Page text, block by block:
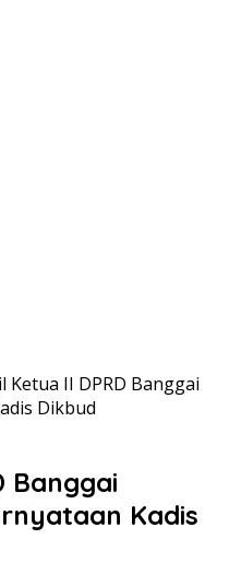
Ketua II DPRD Banggai
Dikbud
Banggai
Kadis